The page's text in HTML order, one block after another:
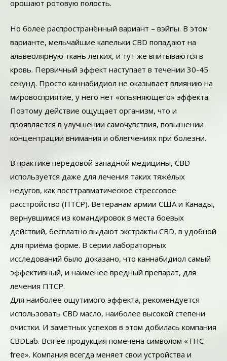
орошают ротовую полость.
Но более распространённый вариант – вэйпы. В этом
варианте, мельчайшие капельки CBD попадают на
альвеолярную ткань лёгких, и тут же впитываются в
кровь. Первичный эффект наступает в течении 30-45
секунд. Просто каннабидиол не оказывает влиянию на
мировосприятие, у него нет «опьяняющего» эффекта.
Поэтому действие ощущает организм, что и
проявляется в улучшении самочувствия, повышении
концентрации внимания и облегчениях при болезни.
В практике передовой западной медицины, CBD
используется даже для лечения таких тяжёлых
недугов, как посттравматическое стрессовое
расстройство (ПТСР). Ветеранам армии США и Канады,
вернувшимся из командировок в места боевых
действий, бесплатно выдают экстракты CBD, в удобной
для приёма форме. В серии лабораторных
исследований было доказано, что каннабидиол самый
эффективный, и наименее вредный препарат, для
лечения ПТСР.
Для наиболее ощутимого эффекта, рекомендуется
использовать CBD масло, наиболее высокой степени
очистки. И заметных успехов в этом добилась компания
CBDLab. Вся её продукция помечена символом «THC
free». Компания всегда меняет свои устройства и